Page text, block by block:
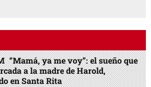
“Mamá, ya me voy”: el sueño que
a la madre de Harold,
en Santa Rita